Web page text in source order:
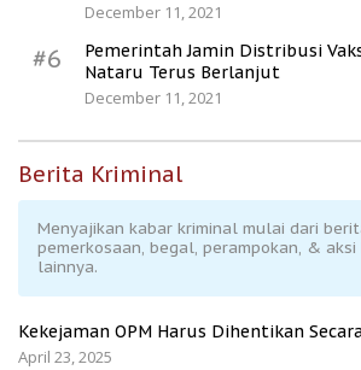
December 11, 2021
#6
Pemerintah Jamin Distribusi
Nataru Terus Berlanjut
December 11, 2021
Berita Kriminal
Menyajikan kabar kriminal mulai dari
pemerkosaan, begal, perampokan, &
lainnya.
Kekejaman OPM Harus Dihentikan
April 23, 2025